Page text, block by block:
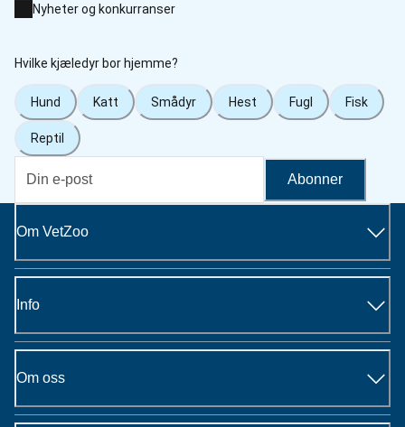
Nyheter og konkurranser
Hvilke kjæledyr bor hjemme?
Hund Katt Smådyr Hest Fugl Fisk
Reptil
Abonner
Om VetZoo
Info
Om oss